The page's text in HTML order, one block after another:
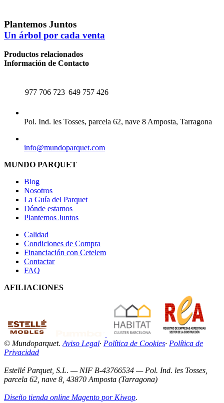
Plantemos Juntos
Un árbol por cada venta
Productos relacionados
Información de Contacto
977 706 723 649 757 426
Pol. Ind. les Tosses, parcela 62, nave 8 Amposta, Tarragona
info@mundoparquet.com
MUNDO PARQUET
Blog
Nosotros
La Guía del Parquet
Dónde estamos
Plantemos Juntos
Calidad
Condiciones de Compra
Financiación con Cetelem
Contactar
FAQ
AFILIACIONES
© Mundoparquet. Aviso Legal· Política de Cookies· Política de
Privacidad
Estellé Parquet, S.L. — NIF B-43766534 — Pol. Ind. les Tosses,
parcela 62, nave 8, 43870 Amposta (Tarragona)
Diseño tienda online Magento por Kiwop.